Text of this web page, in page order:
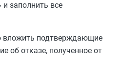
и заполнить все
вложить подтверждающие
об отказе, полученное от